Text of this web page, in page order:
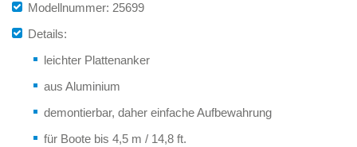
Modellnummer: 25699
Details:
leichter Plattenanker
aus Aluminium
demontierbar, daher einfache Aufbewahrung
für Boote bis 4,5 m / 14,8 ft.